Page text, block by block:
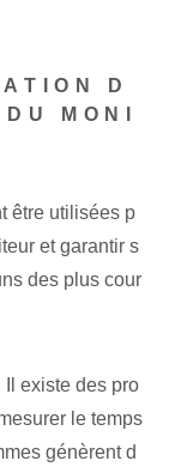
D
MONI
être utilisées p
et garantir s
des plus cour
Il existe des pro
le temps
génèrent d